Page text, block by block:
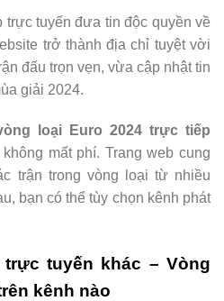
trực tuyến đưa tin độc quyền về
trở thành địa chỉ tuyệt vời
đấu trọn vẹn, vừa cập nhật tin
giải 2024.
loại Euro 2024 trực tiếp
mất phí. Trang web cung
trận trong vòng loại từ nhiều
bạn có thể tùy chọn kênh phát
tuyến khác – Vòng
kênh nào